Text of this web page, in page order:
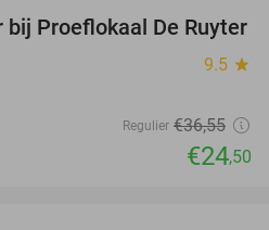
33%
Proeflokaal De Ruyter
9.5 star
Regulier €36,55
€24,50